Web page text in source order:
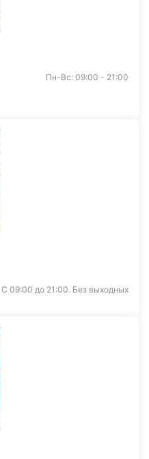
Пн-Вс: 09:00 - 21:00
С 09:00 до 21:00. Без выходных